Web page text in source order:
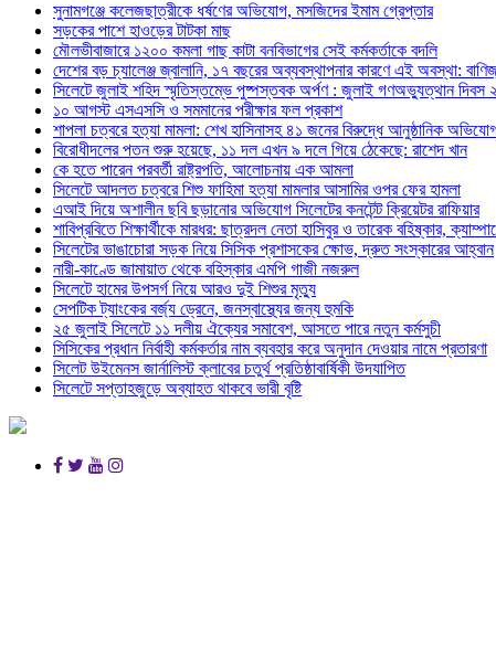
সুনামগঞ্জে কলেজছাত্রীকে ধর্ষণের অভিযোগ, মসজিদের ইমাম গ্রেপ্তার
সড়কের পাশে হাওড়ের টাটকা মাছ
মৌলভীবাজারে ১২০০ কমলা গাছ কাটা বনবিভাগের সেই কর্মকর্তাকে বদলি
দেশের বড় চ্যালেঞ্জ জ্বালানি, ১৭ বছরের অব্যবস্থাপনার কারণে এই অবস্থা:
সিলেটে জুলাই শহিদ স্মৃতিস্তম্ভে পুষ্পস্তবক অর্পণ : জুলাই গণঅভ্যুত্থান দিবস
১০ আগস্ট এসএসসি ও সমমানের পরীক্ষার ফল প্রকাশ
শাপলা চত্বরে হত্যা মামলা: শেখ হাসিনাসহ ৪১ জনের বিরুদ্ধে আনুষ্ঠানিক
বিরোধীদলের পতন শুরু হয়েছে, ১১ দল এখন ৯ দলে গিয়ে ঠেকেছে: রাশেদ খান
কে হতে পারেন পরবর্তী রাষ্ট্রপতি, আলোচনায় এক আমলা
সিলেটে আদলত চত্বরে শিশু ফাহিমা হত্যা মামলার আসামির ওপর ফের হামলা
এআই দিয়ে অশালীন ছবি ছড়ানোর অভিযোগ সিলেটের কনটেন্ট ক্রিয়েটর রাফিয়ার
শাবিপ্রবিতে শিক্ষার্থীকে মারধর: ছাত্রদল নেতা হাসিবুর ও তারেক বহিষ্কার,
সিলেটের ভাঙাচোরা সড়ক নিয়ে সিসিক প্রশাসকের ক্ষোভ, দ্রুত সংস্কারের আহ্বান
নারী-কাণ্ডে জামায়াত থেকে বহিস্কার এমপি গাজী নজরুল
সিলেটে হামের উপসর্গ নিয়ে আরও দুই শিশুর মৃত্যু
সেপটিক ট্যাংকের বর্জ্য ড্রেনে, জনস্বাস্থ্যের জন্য হুমকি
২৫ জুলাই সিলেটে ১১ দলীয় ঐক্যের সমাবেশ, আসতে পারে নতুন কর্মসুচী
সিসিকের প্রধান নির্বাহী কর্মকর্তার নাম ব্যবহার করে অনুদান দেওয়ার নামে প্রতারণা
সিলেট উইমেনস জার্নালিস্ট ক্লাবের চতুর্থ প্রতিষ্ঠাবার্ষিকী উদযাপিত
সিলেটে সপ্তাহজুড়ে অব্যাহত থাকবে ভারী বৃষ্টি